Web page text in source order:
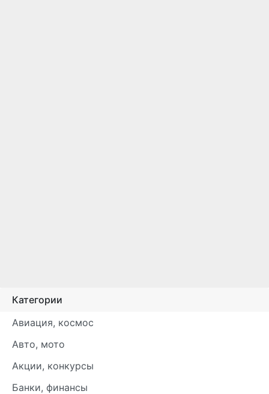
Категории
Авиация, космос
Авто, мото
Акции, конкурсы
Банки, финансы